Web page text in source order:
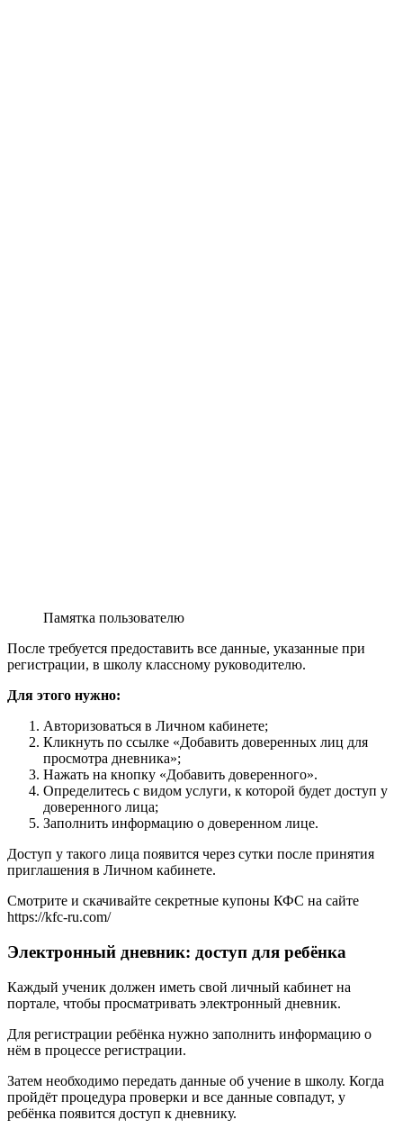
Памятка пользователю
После требуется предоставить все данные, указанные при
регистрации, в школу классному руководителю.
Для этого нужно:
Авторизоваться в Личном кабинете;
Кликнуть по ссылке «Добавить доверенных лиц для
просмотра дневника»;
Нажать на кнопку «Добавить доверенного».
Определитесь с видом услуги, к которой будет доступ у
доверенного лица;
Заполнить информацию о доверенном лице.
Доступ у такого лица появится через сутки после принятия
приглашения в Личном кабинете.
Смотрите и скачивайте секретные купоны КФС на сайте
https://kfc-ru.com/
Электронный дневник: доступ для ребёнка
Каждый ученик должен иметь свой личный кабинет на
портале, чтобы просматривать электронный дневник.
Для регистрации ребёнка нужно заполнить информацию о
нём в процессе регистрации.
Затем необходимо передать данные об учение в школу. Когда
пройдёт процедура проверки и все данные совпадут, у
ребёнка появится доступ к дневнику.